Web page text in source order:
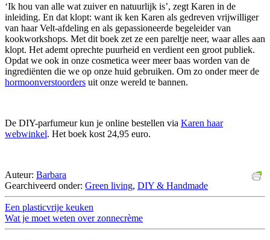
‘Ik hou van alle wat zuiver en natuurlijk is’, zegt Karen in de
inleiding. En dat klopt: want ik ken Karen als gedreven vrijwilliger
van haar Velt-afdeling en als gepassioneerde begeleider van
kookworkshops. Met dit boek zet ze een pareltje neer, waar alles aan
klopt. Het ademt oprechte puurheid en verdient een groot publiek.
Opdat we ook in onze cosmetica weer meer baas worden van de
ingrediënten die we op onze huid gebruiken. Om zo onder meer de
hormoonverstoorders uit onze wereld te bannen.
De DIY-parfumeur kun je online bestellen via Karen haar
webwinkel. Het boek kost 24,95 euro.
Auteur: Barbara
Gearchiveerd onder: Green living, DIY & Handmade
Een plasticvrije keuken
Wat je moet weten over zonnecrème